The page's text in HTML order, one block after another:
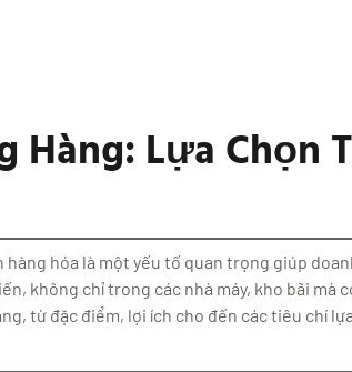
Hàng: Lựa Chọn
hóa là một yếu tố quan trọng giúp
không chỉ trong các nhà máy, kho bãi mà
từ đặc điểm, lợi ích cho đến các tiêu chí